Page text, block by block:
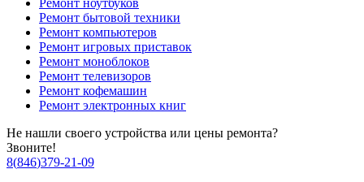
Ремонт ноутбуков
Ремонт бытовой техники
Ремонт компьютеров
Ремонт игровых приставок
Ремонт моноблоков
Ремонт телевизоров
Ремонт кофемашин
Ремонт электронных книг
Не нашли своего устройства или цены ремонта?
Звоните!
8(846)379-21-09